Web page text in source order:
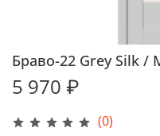
(0)
Браво-22 Grey Silk /
5 970 ₽